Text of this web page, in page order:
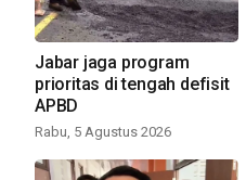
Jabar jaga program
prioritas di tengah defisit
APBD
Rabu, 5 Agustus 2026